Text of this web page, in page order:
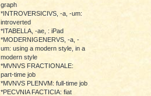
graph
*INTROVERSICIVS, -a, -um:
introverted
*ITABELLA, -ae, : iPad
*MODERNIGENERVS, -a, -
um: using a modern style, in a
modern style
*MVNVS FRACTIONALE:
part-time job
*MVNVS PLENVM: full-time job
*PECVNIA FACTICIA: fiat